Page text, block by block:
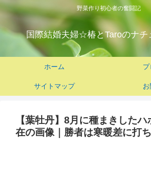
野菜作り初心者の奮闘記
国際結婚夫婦☆椿とTaroのナチ
ホーム
サイトマップ
【葉牡丹】8月に種まきした
在の画像｜勝者は寒暖差に打